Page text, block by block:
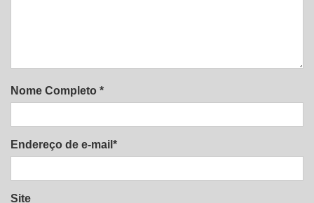
Nome Completo *
Endereço de e-mail*
Site